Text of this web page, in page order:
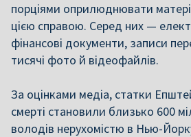
порціями оприлюднювати
цією справою. Серед них —
фінансові документи, записи
тисячі фото й відеофайлів.
За оцінками медіа, статки
смерті становили близько 600
володів нерухомістю в Нью-